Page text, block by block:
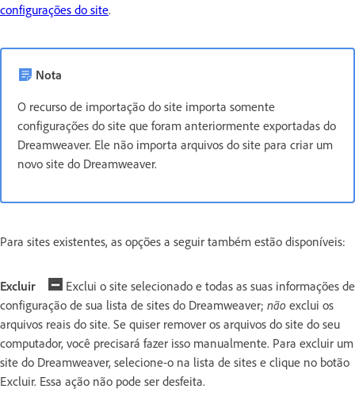
configurações do site.
Nota
O recurso de importação do site importa somente
configurações do site que foram anteriormente exportadas do
Dreamweaver. Ele não importa arquivos do site para criar um
novo site do Dreamweaver.
Para sites existentes, as opções a seguir também estão disponíveis:
Excluir
Exclui o site selecionado e todas as suas informações de
configuração de sua lista de sites do Dreamweaver; não exclui os
arquivos reais do site. Se quiser remover os arquivos do site do seu
computador, você precisará fazer isso manualmente. Para excluir um
site do Dreamweaver, selecione-o na lista de sites e clique no botão
Excluir. Essa ação não pode ser desfeita.